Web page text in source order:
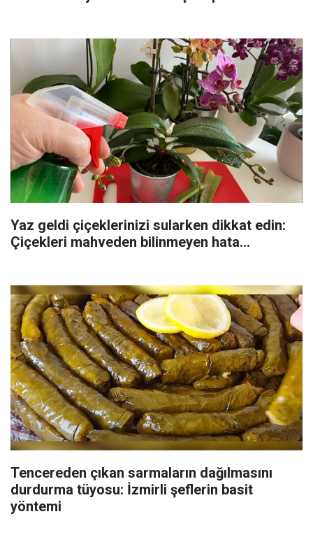
Yaz geldi çiçeklerinizi sularken dikkat edin:
Çiçekleri mahveden bilinmeyen hata...
Tencereden çıkan sarmaların dağılmasını
durdurma tüyosu: İzmirli şeflerin basit
yöntemi